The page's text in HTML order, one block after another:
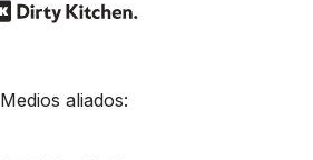
Medios aliados: